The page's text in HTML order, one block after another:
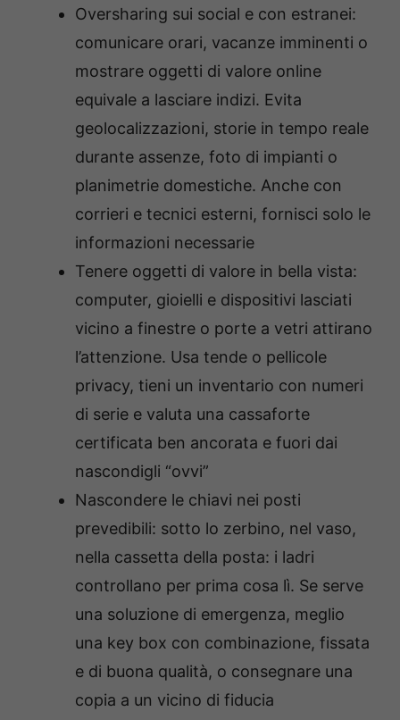
Oversharing sui social e con estranei:
comunicare orari, vacanze imminenti o
mostrare oggetti di valore online
equivale a lasciare indizi. Evita
geolocalizzazioni, storie in tempo reale
durante assenze, foto di impianti o
planimetrie domestiche. Anche con
corrieri e tecnici esterni, fornisci solo le
informazioni necessarie
Tenere oggetti di valore in bella vista:
computer, gioielli e dispositivi lasciati
vicino a finestre o porte a vetri attirano
l’attenzione. Usa tende o pellicole
privacy, tieni un inventario con numeri
di serie e valuta una cassaforte
certificata ben ancorata e fuori dai
nascondigli “ovvi”
Nascondere le chiavi nei posti
prevedibili: sotto lo zerbino, nel vaso,
nella cassetta della posta: i ladri
controllano per prima cosa lì. Se serve
una soluzione di emergenza, meglio
una key box con combinazione, fissata
e di buona qualità, o consegnare una
copia a un vicino di fiducia